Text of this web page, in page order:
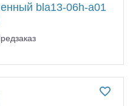
bla13-06h-a01